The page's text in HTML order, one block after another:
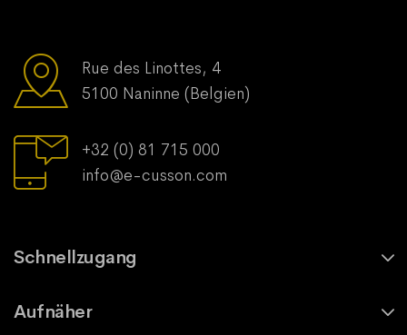
Rue des Linottes, 4
5100 Naninne (Belgien)
+32 (0) 81 715 000
info@e-cusson.com
Schnellzugang
Aufnäher